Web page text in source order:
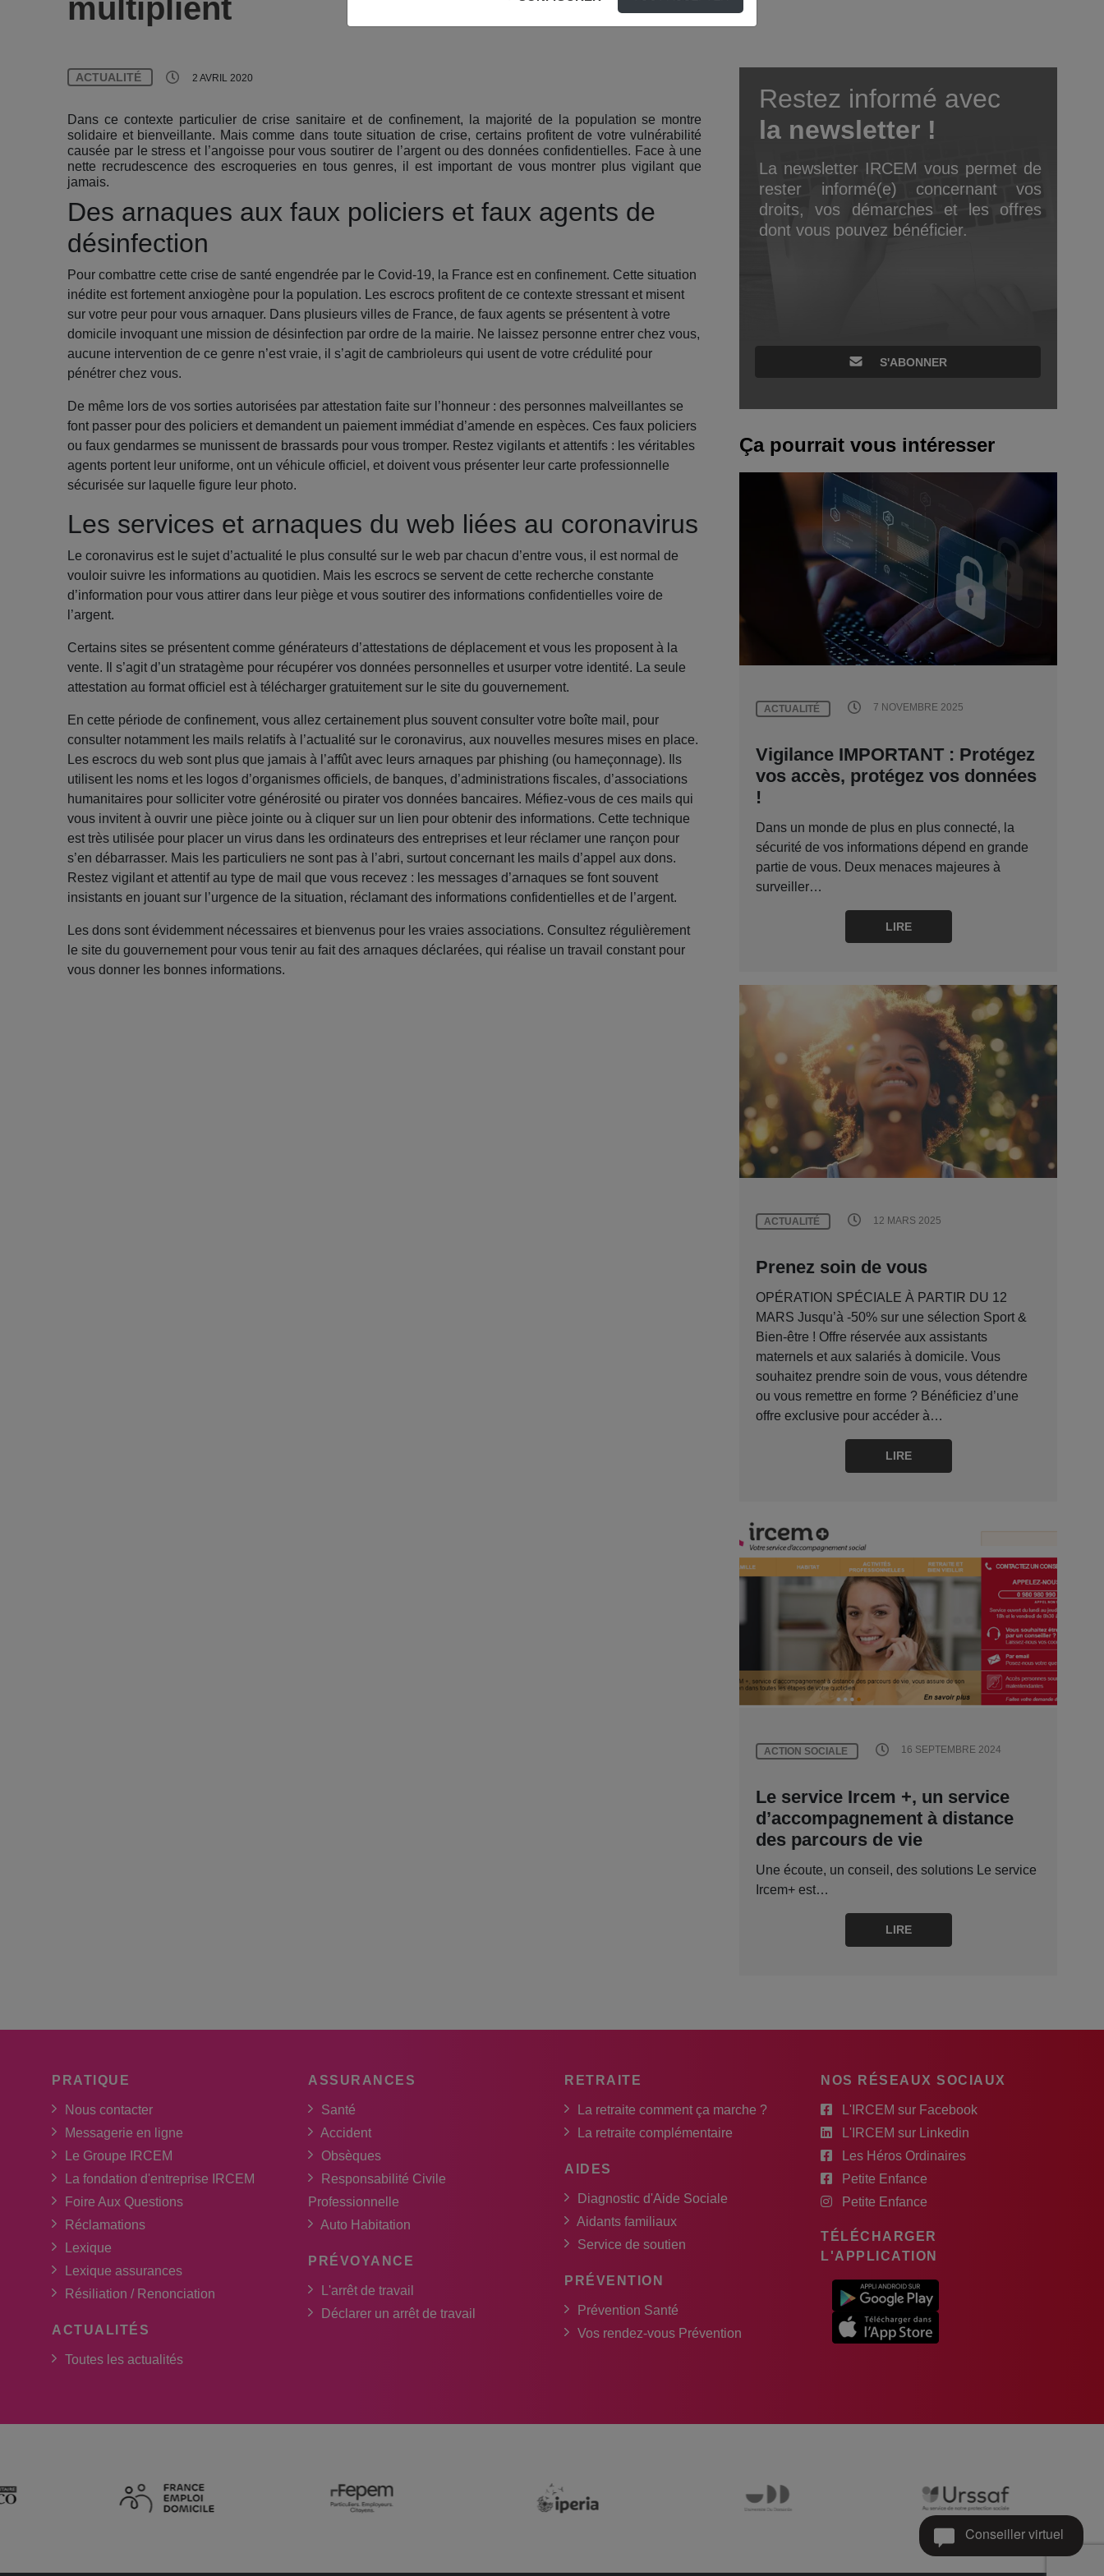
multiplient
ACTUALITÉ 2 AVRIL 2020
Dans ce contexte particulier de crise sanitaire et de confinement, la majorité de la population se montre
solidaire et bienveillante. Mais comme dans toute situation de crise, certains profitent de votre vulnérabilité
causée par le stress et l’angoisse pour vous soutirer de l’argent ou des données confidentielles. Face à une
nette recrudescence des escroqueries en tous genres, il est important de vous montrer plus vigilant que
jamais.
Des arnaques aux faux policiers et faux agents de
désinfection
Pour combattre cette crise de santé engendrée par le Covid-19, la France est en confinement. Cette situation
inédite est fortement anxiogène pour la population. Les escrocs profitent de ce contexte stressant et misent
sur votre peur pour vous arnaquer. Dans plusieurs villes de France, de faux agents se présentent à votre
domicile invoquant une mission de désinfection par ordre de la mairie. Ne laissez personne entrer chez vous,
aucune intervention de ce genre n’est vraie, il s’agit de cambrioleurs qui usent de votre crédulité pour
pénétrer chez vous.
De même lors de vos sorties autorisées par attestation faite sur l’honneur : des personnes malveillantes se
font passer pour des policiers et demandent un paiement immédiat d’amende en espèces. Ces faux policiers
ou faux gendarmes se munissent de brassards pour vous tromper. Restez vigilants et attentifs : les véritables
agents portent leur uniforme, ont un véhicule officiel, et doivent vous présenter leur carte professionnelle
sécurisée sur laquelle figure leur photo.
Les services et arnaques du web liées au coronavirus
Le coronavirus est le sujet d’actualité le plus consulté sur le web par chacun d’entre vous, il est normal de
vouloir suivre les informations au quotidien. Mais les escrocs se servent de cette recherche constante
d’information pour vous attirer dans leur piège et vous soutirer des informations confidentielles voire de
l’argent.
Certains sites se présentent comme générateurs d’attestations de déplacement et vous les proposent à la
vente. Il s’agit d’un stratagème pour récupérer vos données personnelles et usurper votre identité. La seule
attestation au format officiel est à télécharger gratuitement sur le site du gouvernement.
En cette période de confinement, vous allez certainement plus souvent consulter votre boîte mail, pour
consulter notamment les mails relatifs à l’actualité sur le coronavirus, aux nouvelles mesures mises en place.
Les escrocs du web sont plus que jamais à l’affût avec leurs arnaques par phishing (ou hameçonnage). Ils
utilisent les noms et les logos d’organismes officiels, de banques, d’administrations fiscales, d’associations
humanitaires pour solliciter votre générosité ou pirater vos données bancaires. Méfiez-vous de ces mails qui
vous invitent à ouvrir une pièce jointe ou à cliquer sur un lien pour obtenir des informations. Cette technique
est très utilisée pour placer un virus dans les ordinateurs des entreprises et leur réclamer une rançon pour
s’en débarrasser. Mais les particuliers ne sont pas à l’abri, surtout concernant les mails d’appel aux dons.
Restez vigilant et attentif au type de mail que vous recevez : les messages d’arnaques se font souvent
insistants en jouant sur l’urgence de la situation, réclamant des informations confidentielles et de l’argent.
Les dons sont évidemment nécessaires et bienvenus pour les vraies associations. Consultez régulièrement
le site du gouvernement pour vous tenir au fait des arnaques déclarées, qui réalise un travail constant pour
vous donner les bonnes informations.
Restez informé avec
la newsletter !
La newsletter IRCEM vous permet de
rester informé(e) concernant vos
droits, vos démarches et les offres
dont vous pouvez bénéficier.
S'ABONNER
Ça pourrait vous intéresser
ACTUALITÉ 7 NOVEMBRE 2025
Vigilance IMPORTANT : Protégez
vos accès, protégez vos données
!
Dans un monde de plus en plus connecté, la
sécurité de vos informations dépend en grande
partie de vous. Deux menaces majeures à
surveiller…
LIRE
ACTUALITÉ 12 MARS 2025
Prenez soin de vous
OPÉRATION SPÉCIALE À PARTIR DU 12
MARS Jusqu’à -50% sur une sélection Sport &
Bien-être ! Offre réservée aux assistants
maternels et aux salariés à domicile. Vous
souhaitez prendre soin de vous, vous détendre
ou vous remettre en forme ? Bénéficiez d’une
offre exclusive pour accéder à…
LIRE
ACTION SOCIALE 16 SEPTEMBRE 2024
Le service Ircem +, un service
d’accompagnement à distance
des parcours de vie
Une écoute, un conseil, des solutions Le service
Ircem+ est…
LIRE
PRATIQUE
Nous contacter
Messagerie en ligne
Le Groupe IRCEM
La fondation d'entreprise IRCEM
Foire Aux Questions
Réclamations
Lexique
Lexique assurances
Résiliation / Renonciation
ACTUALITÉS
Toutes les actualités
ASSURANCES
Santé
Accident
Obsèques
Responsabilité Civile
Professionnelle
Auto Habitation
PRÉVOYANCE
L'arrêt de travail
Déclarer un arrêt de travail
RETRAITE
La retraite comment ça marche ?
La retraite complémentaire
AIDES
Diagnostic d'Aide Sociale
Aidants familiaux
Service de soutien
PRÉVENTION
Prévention Santé
Vos rendez-vous Prévention
NOS RÉSEAUX SOCIAUX
L'IRCEM sur Facebook
L'IRCEM sur Linkedin
Les Héros Ordinaires
Petite Enfance
Petite Enfance
TÉLÉCHARGER
L'APPLICATION
Conseiller virtuel